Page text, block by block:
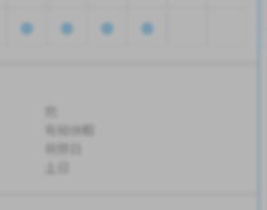
有給休暇